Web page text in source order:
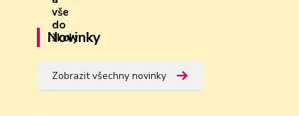
Novinky
Zobrazit všechny novinky